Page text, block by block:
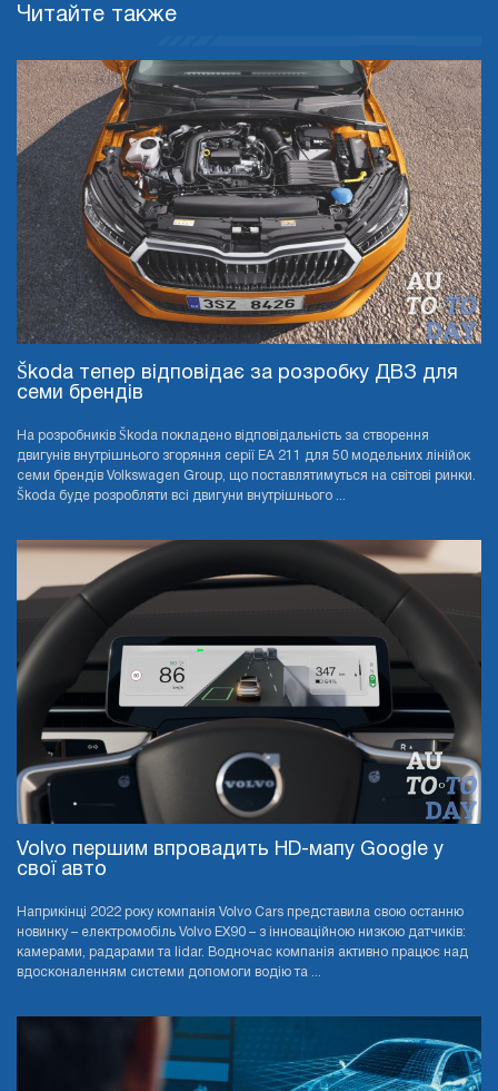
Читайте также
Škoda тепер відповідає за розробку ДВЗ для
семи брендів
На розробників Škoda покладено відповідальність за створення
двигунів внутрішнього згоряння серії EA 211 для 50 модельних лінійок
семи брендів Volkswagen Group, що поставлятимуться на світові ринки.
Škoda буде розробляти всі двигуни внутрішнього ...
Volvo першим впровадить HD-мапу Google у
свої авто
Наприкінці 2022 року компанія Volvo Cars представила свою останню
новинку – електромобіль Volvo EX90 – з інноваційною низкою датчиків:
камерами, радарами та lidar. Водночас компанія активно працює над
вдосконаленням системи допомоги водію та ...